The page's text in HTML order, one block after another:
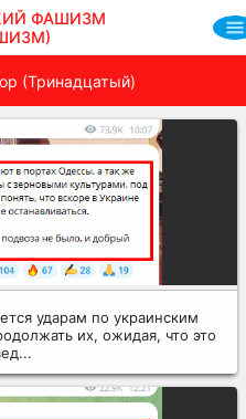
ФАШИЗМ
(Тринадцатый)
ударам по украинским
их, ожидая, что это